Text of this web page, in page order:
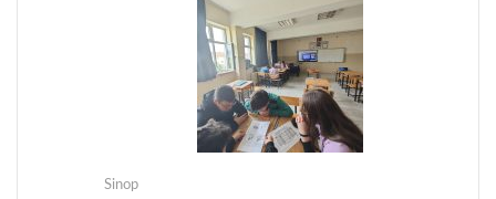
Sinop